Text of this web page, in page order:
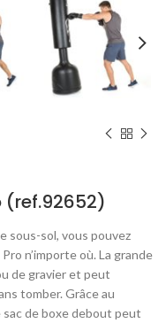
(ref.92652)
sous-sol, vous pouvez
n’importe où. La grande
de gravier et peut
tomber. Grâce au
de boxe debout peut